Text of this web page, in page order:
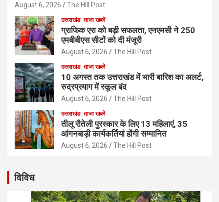
August 6, 2026 The Hill Post
उत्तराखंड ताजा खबरें
ग्राफिक एरा को बड़ी सफलता, एनएमसी ने 250
एमबीबीएस सीटों को दी मंजूरी
August 6, 2026 The Hill Post
उत्तराखंड ताजा खबरें
10 अगस्त तक उत्तराखंड में भारी बारिश का अलर्ट,
रुद्रप्रयाग में स्कूल बंद
August 6, 2026 The Hill Post
उत्तराखंड ताजा खबरें
तीलू रौतेली पुरस्कार के लिए 13 महिलाएं, 35
आंगनबाड़ी कार्यकर्तियां होंगी सम्मानित
August 6, 2026 The Hill Post
विविध